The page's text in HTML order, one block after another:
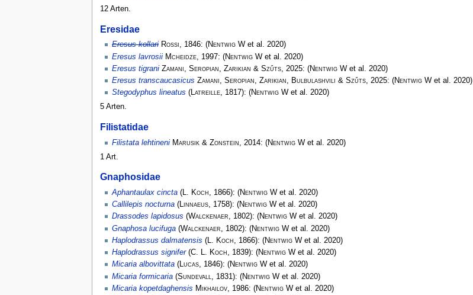
12 Arten.
Eresidae
Eresus kollari Rossi, 1846: (Nentwig Wet al. 2020)
Eresus lavrosii Mcheidze, 1997: (Nentwig Wet al. 2020)
Eresus tigrani Zamani, Seropian, Zarikian & Szűts, 2025: (Nentwig Wet al. 2020)
Eresus transcaucasicus Zamani, Seropian, Zarikian, Bulbulashvili & Szűts, 2025: (Nentwig Wet al. 2020)
Stegodyphus lineatus (Latreille, 1817): (Nentwig Wet al. 2020)
5 Arten.
Filistatidae
Filistata lehtineni Marusik & Zonstein , 2014: (Nentwig Wet al. 2020)
1 Art.
Gnaphosidae
Aphantaulax cincta(L. Koch , 1866): (Nentwig Wet al. 2020)
Callilepis nocturna(Linnaeus, 1758): (Nentwig Wet al. 2020)
Drassodes lapidosus (Walckenaer, 1802): (Nentwig Wet al. 2020)
Gnaphosa lucifuga(Walckenaer , 1802): (Nentwig Wet al. 2020)
Haplodrassus dalmatensis (L. Koch, 1866): (Nentwig Wet al. 2020)
Haplodrassus signifer(C. L. Koch, 1839): (Nentwig Wet al. 2020)
Micaria albovittata(Lucas, 1846): (Nentwig Wet al. 2020)
Micaria formicaria(Sundevall , 1831): (Nentwig Wet al. 2020)
Micaria kopetdaghensis Mikhailov, 1986: (Nentwig Wet al. 2020)